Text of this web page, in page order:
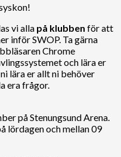
vi alla på klubben för att
inför SWOP. Ta gärna
Chrome
och lära er
lära er allt ni behöver
era frågor.
på Stenungsund Arena.
lördagen och mellan 09